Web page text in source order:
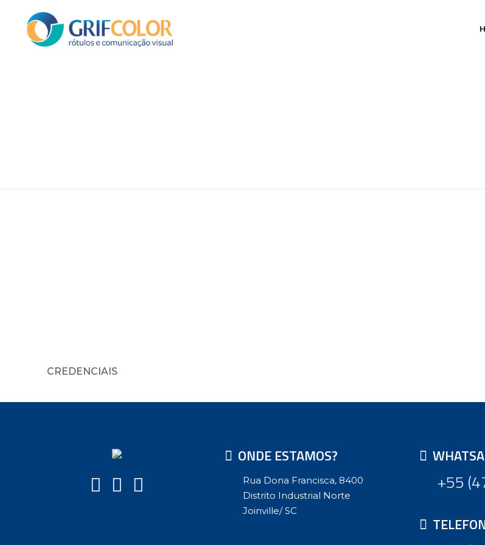
CREDENCIAIS
ONDE ESTAMOS?
Rua Dona Francisca, 8400
Distrito Industrial Norte
Joinville/ SC
+55